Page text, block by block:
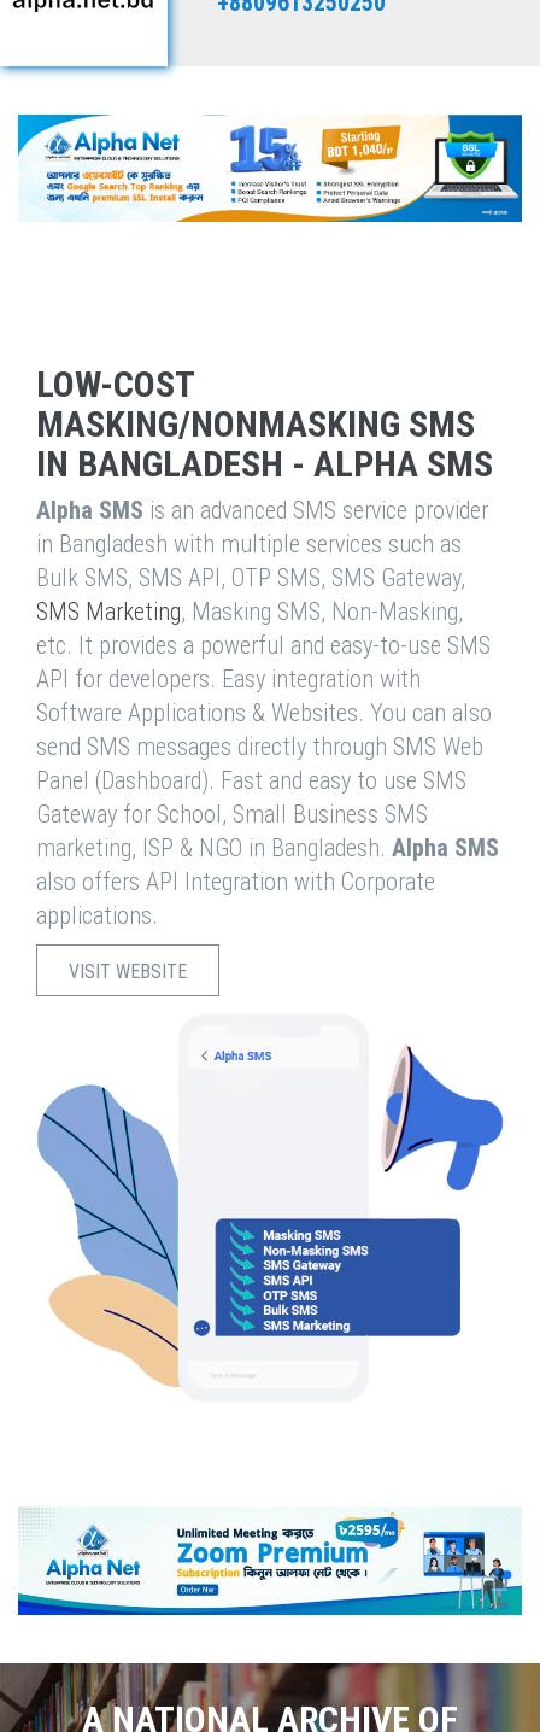
LOW-COST
MASKING/NONMASKING SMS
IN BANGLADESH - ALPHA SMS
Alpha SMS is an advanced SMS service provider
in Bangladesh with multiple services such as
Bulk SMS, SMS API, OTP SMS, SMS Gateway,
SMS Marketing, Masking SMS, Non-Masking,
etc. It provides a powerful and easy-to-use SMS
API for developers. Easy integration with
Software Applications & Websites. You can also
send SMS messages directly through SMS Web
Panel (Dashboard). Fast and easy to use SMS
Gateway for School, Small Business SMS
marketing, ISP & NGO in Bangladesh. Alpha SMS
also offers API Integration with Corporate
applications.
VISIT WEBSITE
A NATIONAL ARCHIVE OF